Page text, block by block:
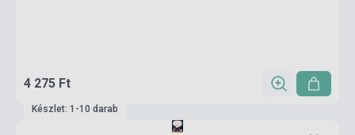
4 275 Ft
Készlet: 1-10 darab